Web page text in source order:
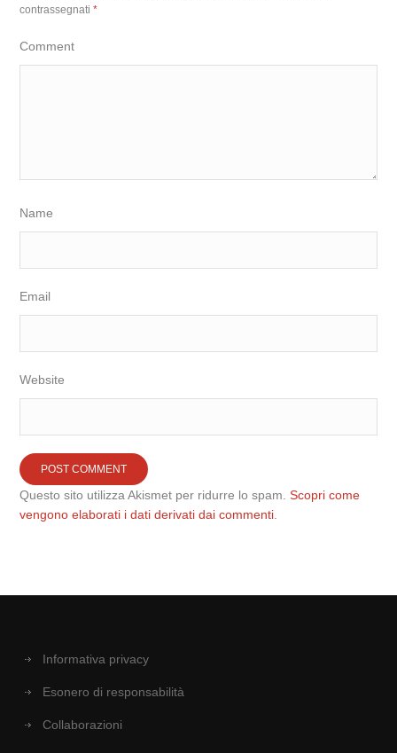
contrassegnati*
Comment
Name
Email
Website
Questo sito utilizza Akismet per ridurre lo spam.Scopri come
vengono elaborati i dati derivati dai commenti
Informativa privacy
Esonero di responsabilità
Collaborazioni